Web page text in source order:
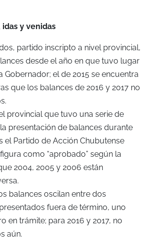
y venidas
partido inscripto a nivel provincial,
desde el año en que tuvo lugar
Gobernador; el de 2015 se encuentra
que los balances de 2016 y 2017 no
provincial que tuvo una serie de
presentación de balances durante
el Partido de Acción Chubutense
como “aprobado” según la
2004, 2005 y 2006 están
balances oscilan entre dos
fuera de término, uno
en trámite; para 2016 y 2017, no
aún.